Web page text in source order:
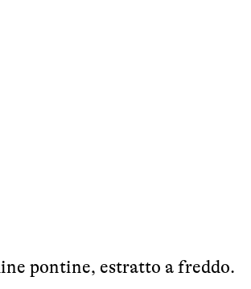
pontine, estratto a freddo.